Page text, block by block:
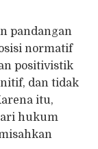
pandangan
normatif
positivistik
dan tidak
itu,
hukum